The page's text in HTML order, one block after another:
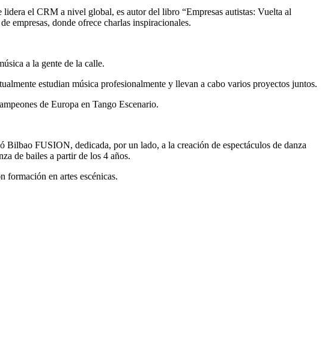
lidera el CRM a nivel global, es autor del libro “Empresas autistas: Vuelta al
empresas, donde ofrece charlas inspiracionales.
a la gente de la calle.
estudian música profesionalmente y llevan a cabo varios proyectos juntos.
de Europa en Tango Escenario.
FUSION, dedicada, por un lado, a la creación de espectáculos de danza
de bailes a partir de los 4 años.
formación en artes escénicas.